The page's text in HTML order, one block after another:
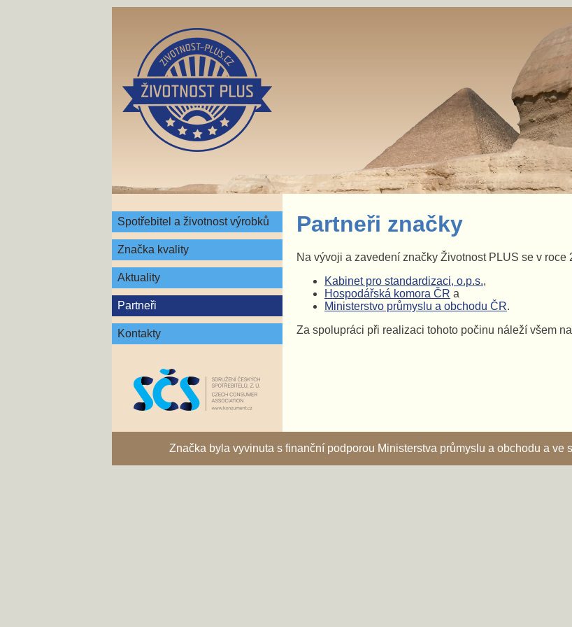
Spotřebitel a životnost výrobků
Značka kvality
Aktuality
Partneři
Kontakty
Partneři značky
Na vývoji a zavedení značky Životnost PLUS se v
Kabinet pro standardizaci, o.p.s.,
Hospodářská komora ČR a
Ministerstvo průmyslu a obchodu ČR.
Za spolupráci při realizaci tohoto počinu náleží všem
Značka byla vyvinuta s finanční podporou Ministerstva průmyslu a obchodu a ve